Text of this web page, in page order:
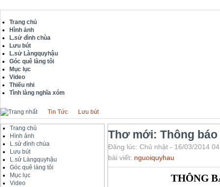
Trang chủ
Hình ảnh
L.sử đình chùa
Lưu bút
L.sử Làngquyhậu
Góc quê làng tôi
Mục lục
Video
Thiếu nhi
Tình làng nghĩa xóm
Tin Tức Lưu bút
Trang chủ
Hình ảnh
L.sử đình chùa
Lưu bút
L.sử Làngquyhậu
Góc quê làng tôi
Mục lục
Video
Thơ mới: Thông
Đăng lúc: Chủ nhật - 16/03/2014
bài viết: nguoiquyhau
THÔNG